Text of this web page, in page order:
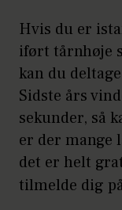
Hvis du er
iført tårnhøje
kan du
Sidste års
sekunder, så
er der
det er helt
tilmelde dig